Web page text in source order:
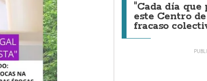
"Cada día que
este Centro
fracaso